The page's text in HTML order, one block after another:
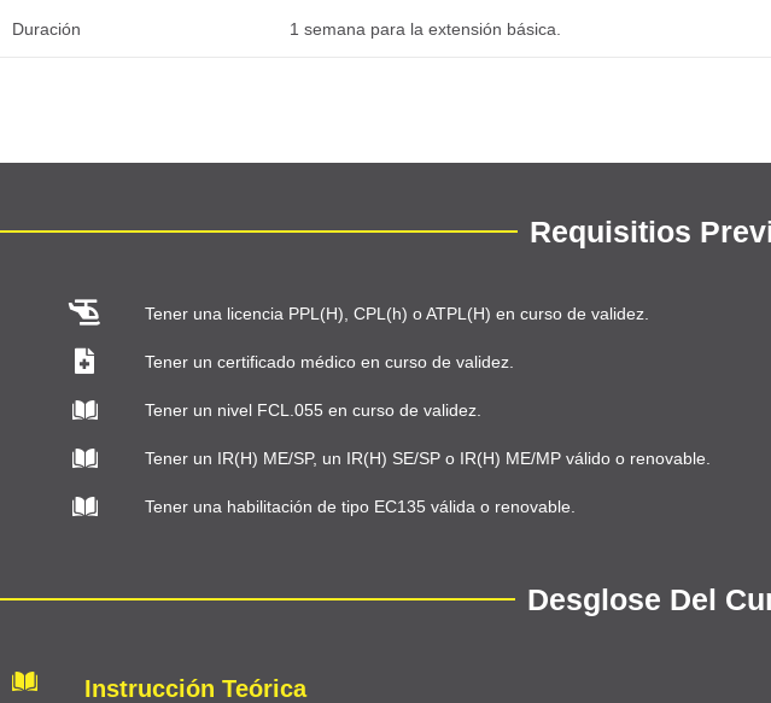
Duración 1 semana para la extensión básica.
Requisitios
Tener una licencia PPL(H), CPL(h) o ATPL(H) en curso de validez.
Tener un certificado médico en curso de validez.
Tener un nivel FCL.055 en curso de validez.
Tener un IR(H) ME/SP, un IR(H) SE/SP o IR(H) ME/MP válido o renovable.
Tener una habilitación de tipo EC135 válida o renovable.
Desglose Del
Instrucción Teórica